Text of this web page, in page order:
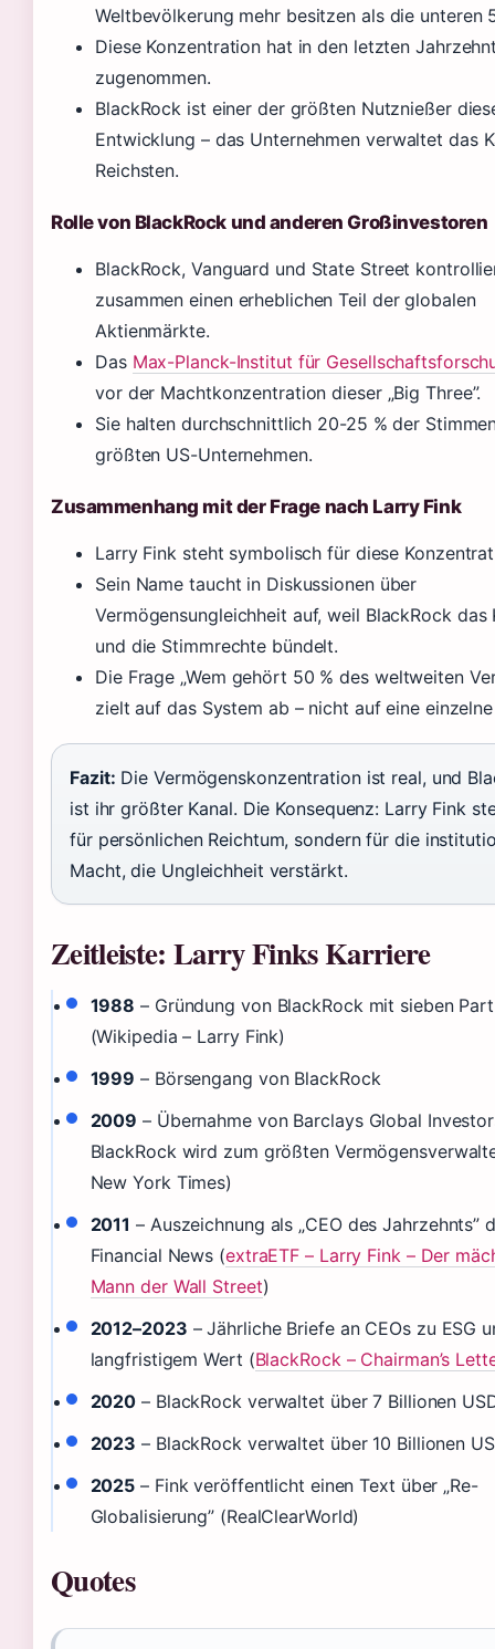
Weltbevölkerung mehr besitzen als die unteren
Diese Konzentration hat in den letzten
zugenommen.
BlackRock ist einer der größten Nutznießer
Entwicklung – das Unternehmen verwaltet das
Reichsten.
Rolle von BlackRock und anderen Großinvestoren
BlackRock, Vanguard und State Street
zusammen einen erheblichen Teil der globalen
Aktienmärkte.
Das Max-Planck-Institut für
vor der Machtkonzentration dieser „Big Three”.
Sie halten durchschnittlich 20-25 % der
größten US-Unternehmen.
Zusammenhang mit der Frage nach Larry Fink
Larry Fink steht symbolisch für diese
Sein Name taucht in Diskussionen über
Vermögensungleichheit auf, weil BlackRock das
und die Stimmrechte bündelt.
Die Frage „Wem gehört 50 % des weltweiten
zielt auf das System ab – nicht auf eine
Fazit: Die Vermögenskonzentration ist real, und
ist ihr größter Kanal. Die Konsequenz: Larry Fink
für persönlichen Reichtum, sondern für die
Macht, die Ungleichheit verstärkt.
Zeitleiste: Larry Finks Karriere
1988 – Gründung von BlackRock mit sieben
(Wikipedia – Larry Fink)
1999 – Börsengang von BlackRock
2009 – Übernahme von Barclays Global
BlackRock wird zum größten
New York Times)
2011 – Auszeichnung als „CEO des Jahrzehnts”
Financial News (extraETF – Larry Fink – Der
Mann der Wall Street)
2012–2023 – Jährliche Briefe an CEOs zu ESG
langfristigem Wert (BlackRock – Chairman’s
2020 – BlackRock verwaltet über 7 Billionen
2023 – BlackRock verwaltet über 10 Billionen
2025 – Fink veröffentlicht einen Text über „Re-
Globalisierung” (RealClearWorld)
Quotes